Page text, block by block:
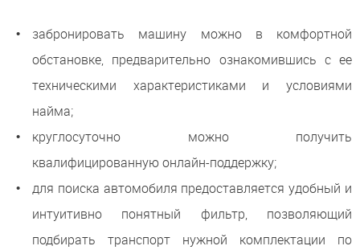
забронировать машину можно в комфортной
обстановке, предварительно ознакомившись с ее
техническими характеристиками и условиями
найма;
круглосуточно можно получить
квалифицированную онлайн-поддержку;
для поиска автомобиля предоставляется удобный и
интуитивно понятный фильтр, позволяющий
подбирать транспорт нужной комплектации по